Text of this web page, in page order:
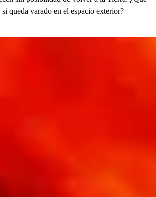
queda varado en el espacio exterior?